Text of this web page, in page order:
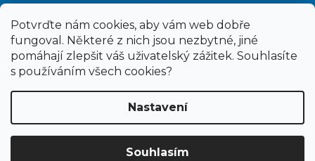
Potvrďte nám cookies, aby vám web dobře
fungoval. Některé z nich jsou nezbytné, jiné
pomáhají zlepšit váš uživatelský zážitek. Souhlasíte
s používáním všech cookies?
Nastavení
Souhlasím
Happy camper . Všechna práva vyhrazena.